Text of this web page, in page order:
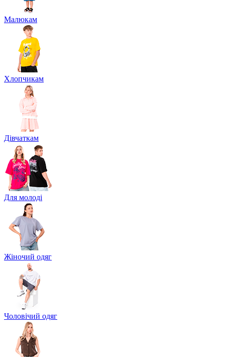
Малюкам
Хлопчикам
Дівчаткам
Для молоді
Жіночий одяг
Чоловічий одяг